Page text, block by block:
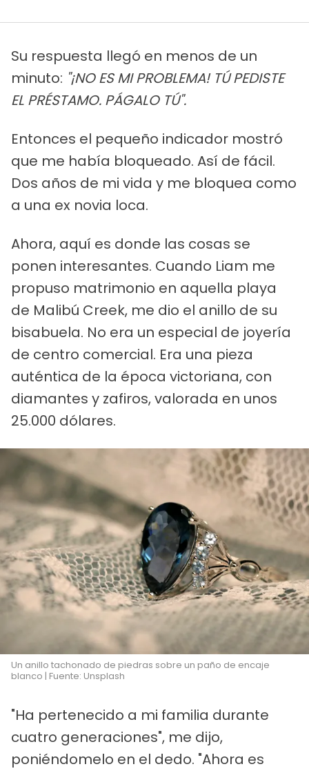
Su respuesta llegó en menos de un
minuto: "¡NO ES MI PROBLEMA! TÚ PEDISTE
EL PRÉSTAMO. PÁGALO TÚ".
Entonces el pequeño indicador mostró
que me había bloqueado. Así de fácil.
Dos años de mi vida y me bloquea como
a una ex novia loca.
Ahora, aquí es donde las cosas se
ponen interesantes. Cuando Liam me
propuso matrimonio en aquella playa
de Malibú Creek, me dio el anillo de su
bisabuela. No era un especial de joyería
de centro comercial. Era una pieza
auténtica de la época victoriana, con
diamantes y zafiros, valorada en unos
25.000 dólares.
Un anillo tachonado de piedras sobre un paño de encaje
blanco | Fuente: Unsplash
"Ha pertenecido a mi familia durante
cuatro generaciones", me dijo,
poniéndomelo en el dedo. "Ahora es